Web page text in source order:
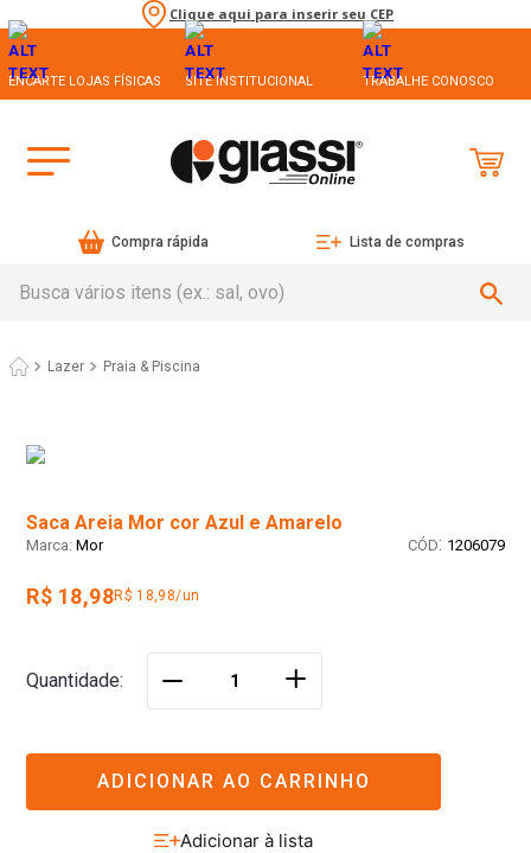
Clique aqui para inserir seu CEP
ENCARTE LOJAS FÍSICAS SITE INSTITUCIONAL TRABALHE CONOSCO
Compra rápida Lista de compras
Lazer Praia & Piscina
Saca Areia Mor cor Azul e Amarelo
Mor : 1206079
R$ 18,98R$ 18,98/un
Quantidade ＋
ADICIONAR AO CARRINHO